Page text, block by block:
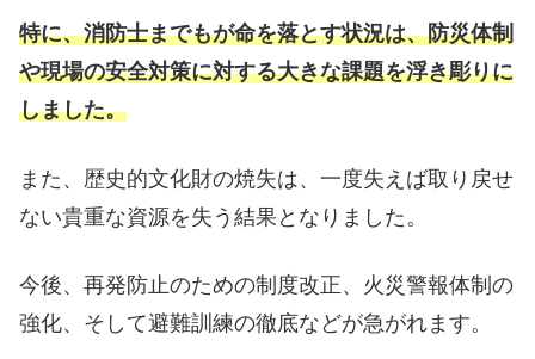
特に、消防士までもが命を落とす状況は、防災体制
や現場の安全対策に対する大きな課題を浮き彫りに
しました。
また、歴史的文化財の焼失は、一度失えば取り戻せ
ない貴重な資源を失う結果となりました。
今後、再発防止のための制度改正、火災警報体制の
強化、そして避難訓練の徹底などが急がれます。